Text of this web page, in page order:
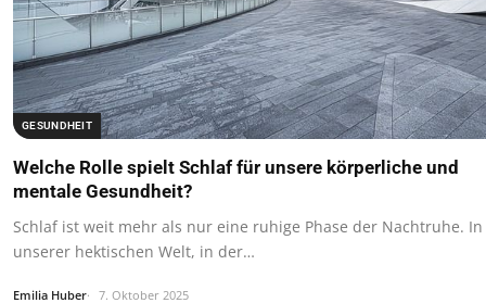
GESUNDHEIT
Welche Rolle spielt Schlaf für unsere körperliche und
mentale Gesundheit?
Schlaf ist weit mehr als nur eine ruhige Phase der Nachtruhe. In
unserer hektischen Welt, in der…
Emilia Huber 7. Oktober 2025